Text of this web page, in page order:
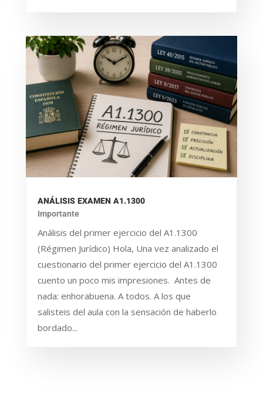
ANÁLISIS EXAMEN A1.1300
Importante
Análisis del primer ejercicio del A1.1300
(Régimen Jurídico) Hola, Una vez analizado el
cuestionario del primer ejercicio del A1.1300
cuento un poco mis impresiones. Antes de
nada: enhorabuena. A todos. A los que
salisteis del aula con la sensación de haberlo
bordado...